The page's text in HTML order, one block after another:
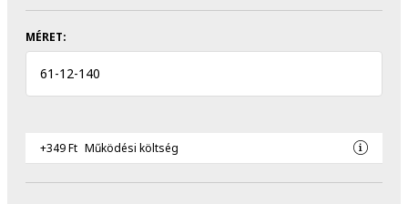
MÉRET:
61 -12-140
+349 Ft Működési költség